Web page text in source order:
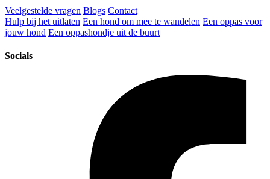
Veelgestelde vragen Blogs Contact
Hulp bij het uitlaten Een hond om mee te wandelen Een oppas voor
jouw hond Een oppashondje uit de buurt
Socials